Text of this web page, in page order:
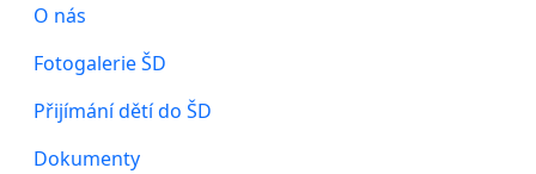
O nás
Fotogalerie ŠD
Přijímání dětí do ŠD
Dokumenty